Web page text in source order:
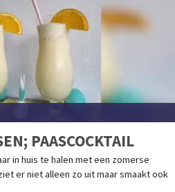
PAASCOCKTAIL
in huis te halen met een zomerse
er niet alleen zo uit maar smaakt ook